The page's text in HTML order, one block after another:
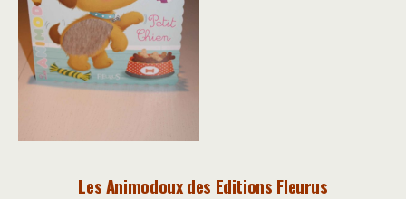
Les Animodoux des Editions Fleurus